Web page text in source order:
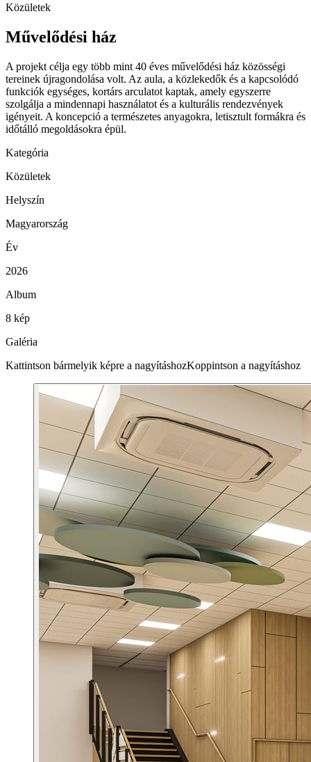
Közületek
Művelődési ház
A projekt célja egy több mint 40 éves művelődési ház közösségi
tereinek újragondolása volt. Az aula, a közlekedők és a kapcsolódó
funkciók egységes, kortárs arculatot kaptak, amely egyszerre
szolgálja a mindennapi használatot és a kulturális rendezvények
igényeit. A koncepció a természetes anyagokra, letisztult formákra és
időtálló megoldásokra épül.
Kategória
Közületek
Helyszín
Magyarország
Év
2026
Album
8 kép
Galéria
Kattintson bármelyik képre a nagyításhozKoppintson a nagyításhoz